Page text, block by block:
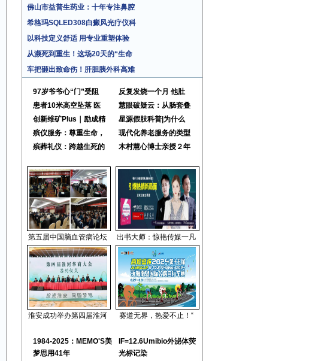
佛山市益普生药业：十年专注鼻腔
希格玛SQLED308白癜风光疗仪科
以科技定义舒适 用专业重塑体验
从濒死到重生！这场20天的“生命
车把砸出致命伤！肝胆胰外科高难
97岁爷爷心“门”受阻
反复发烧一个月 他肚
患者10米高空坠落 医
慧眼破疑云：从肠套叠
创新维矿Plus｜励成精
星源假肢科普|为什么
殡仪服务：尊重生命，
现代化养老服务的类型
殡葬礼仪：跨越生死的
木村慧心博士亲授２年
第五届中国脑血管病论坛 出书大师：惊艳传媒一凡
淮安成功举办第四届淮河 赛道无界，热爱不止！“
1984-2025：MEMO'S美
梦思用41年
IF=12.6Umibio外泌体荧
光标记染